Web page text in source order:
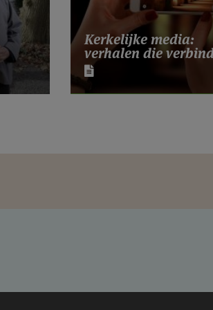
Kerkelijke media:
verhalen die